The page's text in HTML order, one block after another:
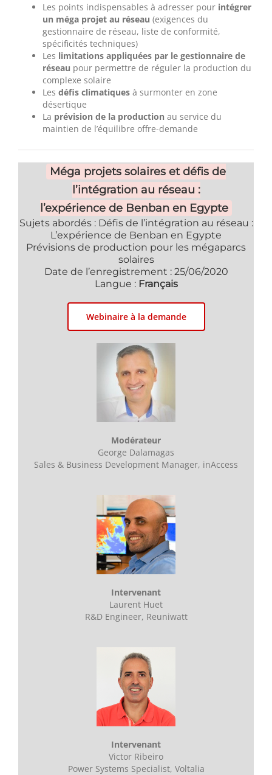
Les points indispensables à adresser pour intégrer
un méga projet au réseau (exigences du
gestionnaire de réseau, liste de conformité,
spécificités techniques)
Les limitations appliquées par le gestionnaire de
réseau pour permettre de réguler la production du
complexe solaire
Les défis climatiquesà surmonter en zone
désertique
La prévision de la production au service du
maintien de l’équilibre offre-demande
Méga projets solaires et défis de
l’intégration au réseau :
l’expérience de Benban en Egypte
Sujets abordés : Défis de l’intégration au réseau :
L’expérience de Benban en Egypte
Prévisions de production pour les mégaparcs
solaires
Date de l’enregistrement : 25/06/2020
Langue :Français
Webinaire à la demande
Modérateur
George Dalamagas
Sales & Business Development Manager, inAccess
Intervenant
Laurent Huet
R&D Engineer, Reuniwatt
Intervenant
Victor Ribeiro
Power Systems Specialist, Voltalia